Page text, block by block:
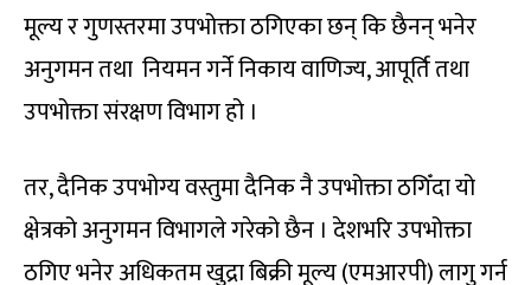
मूल्य र गुणस्तरमा उपभोक्ता ठगिएका छन् कि छैनन् भनेर
अनुगमन तथा नियमन गर्ने निकाय वाणिज्य, आपूर्ति तथा
उपभोक्ता संरक्षण विभाग हो ।
तर, दैनिक उपभोग्य वस्तुमा दैनिक नै उपभोक्ता ठगिँदा यो
क्षेत्रको अनुगमन विभागले गरेको छैन । देशभरि उपभोक्ता
ठगिए भनेर अधिकतम खुद्रा बिक्री मूल्य (एमआरपी) लागु गर्न